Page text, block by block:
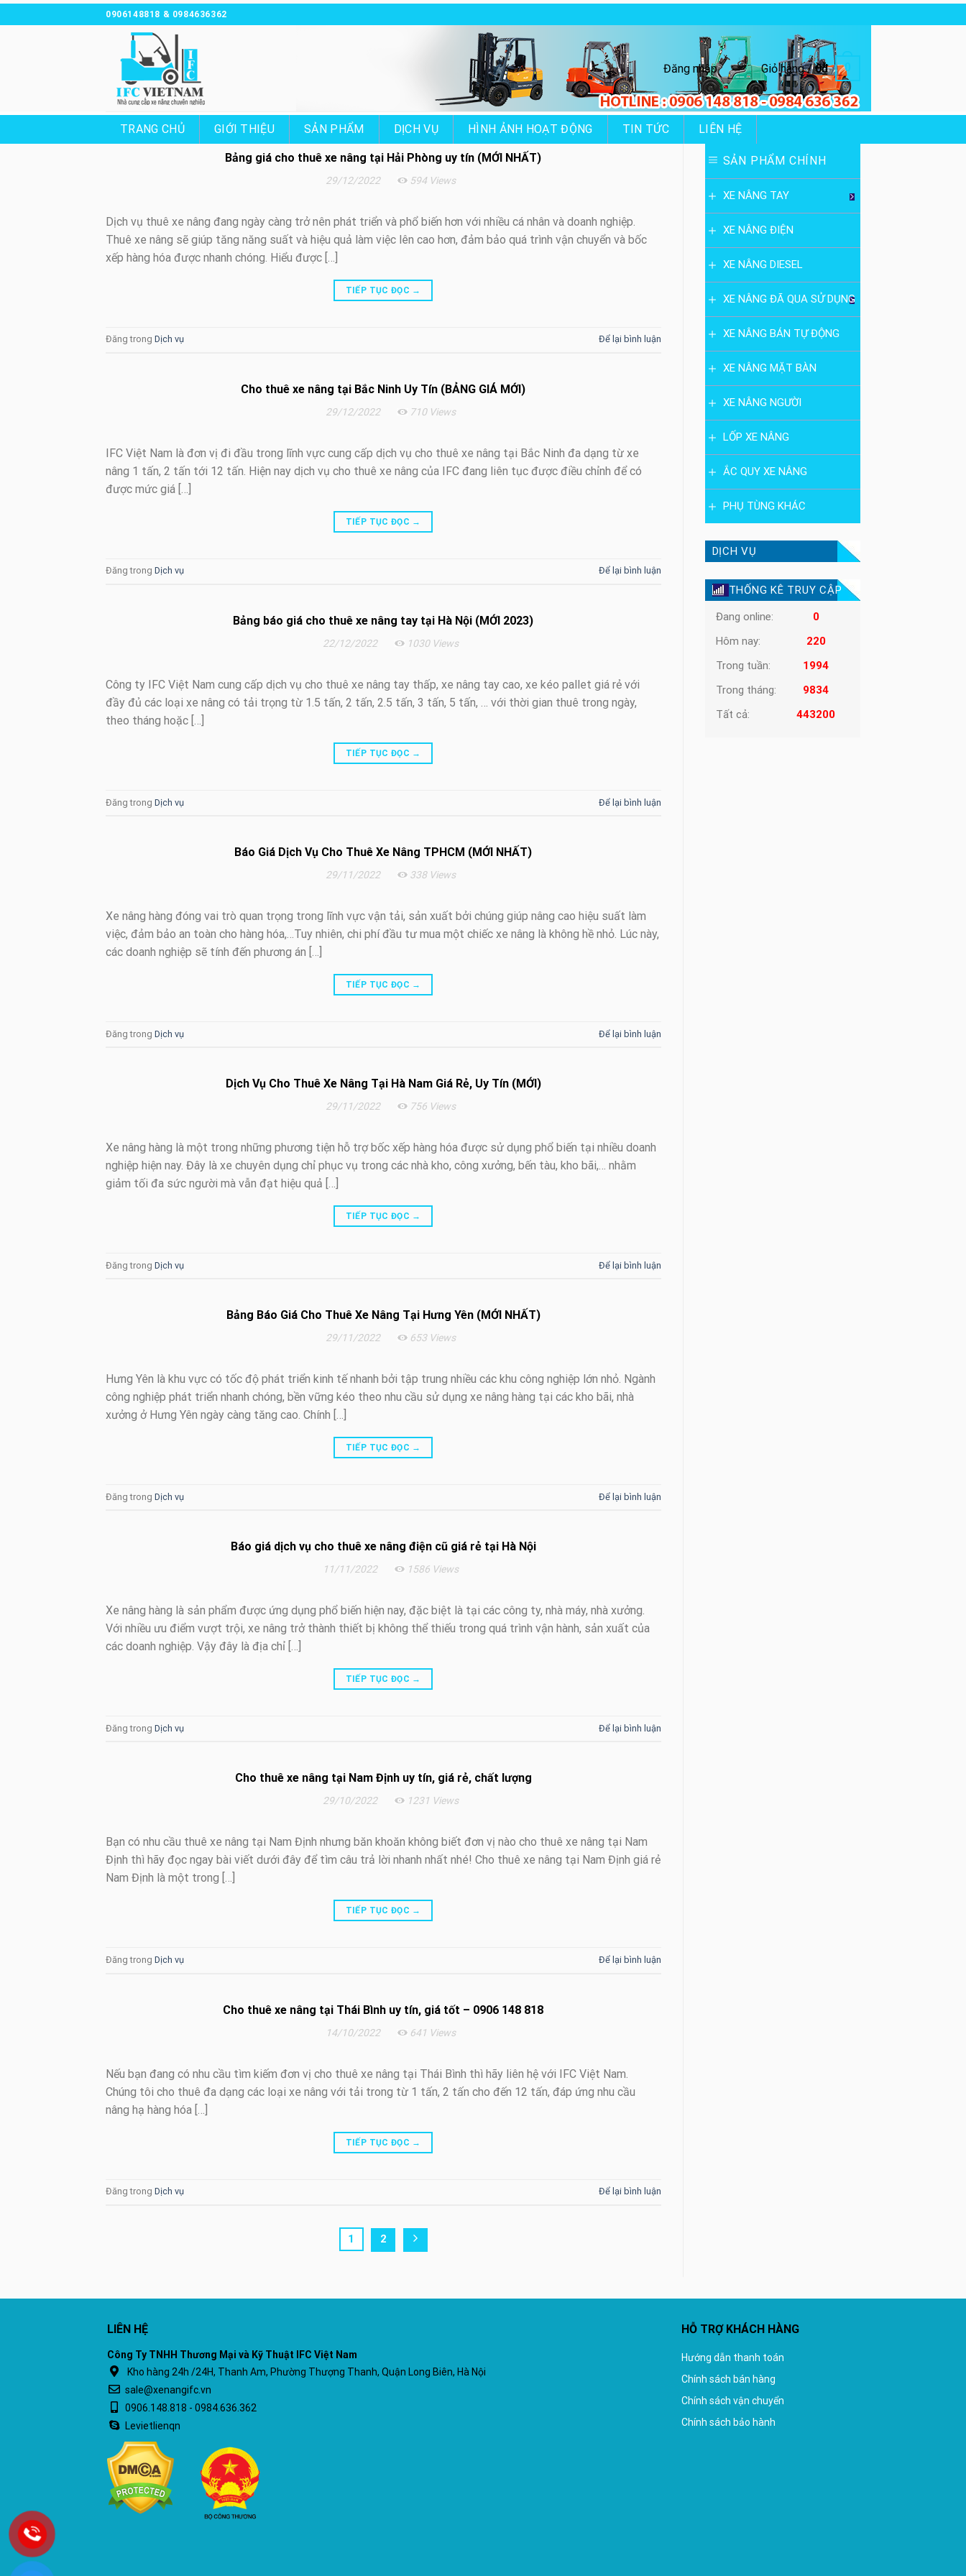
Chuyển
đến
0906148818 & 0984636362
Đăng nhập Giỏ hàng /0₫ 0
TRANG CHỦ GIỚI THIỆU SẢN PHẨM DỊCH VỤ HÌNH ẢNH HOẠT ĐỘNG TIN TỨC LIÊN HỆ
29/12/2022 594 Views
Bảng giá cho thuê xe nâng tại Hải Phòng uy tín (MỚI NHẤT)
Dịch vụ thuê xe nâng đang ngày càng trở nên phát triển và phổ biến hơn với nhiều cá nhân và doanh nghiệp.
Thuê xe nâng sẽ giúp tăng năng suất và hiệu quả làm việc lên cao hơn, đảm bảo quá trình vận chuyển và bốc
xếp hàng hóa được nhanh chóng. Hiểu được […]
TIẾP TỤC ĐỌC →
Đăng trong Dịch vụ Để lại bình luận
29/12/2022 710 Views
Cho thuê xe nâng tại Bắc Ninh Uy Tín (BẢNG GIÁ MỚI)
IFC Việt Nam là đơn vị đi đầu trong lĩnh vực cung cấp dịch vụ cho thuê xe nâng tại Bắc Ninh đa dạng từ xe
nâng 1 tấn, 2 tấn tới 12 tấn. Hiện nay dịch vụ cho thuê xe nâng của IFC đang liên tục được điều chỉnh để có
được mức giá […]
TIẾP TỤC ĐỌC →
Đăng trong Dịch vụ Để lại bình luận
22/12/2022 1030 Views
Bảng báo giá cho thuê xe nâng tay tại Hà Nội (MỚI 2023)
Công ty IFC Việt Nam cung cấp dịch vụ cho thuê xe nâng tay thấp, xe nâng tay cao, xe kéo pallet giá rẻ với
đầy đủ các loại xe nâng có tải trọng từ 1.5 tấn, 2 tấn, 2.5 tấn, 3 tấn, 5 tấn, … với thời gian thuê trong ngày,
theo tháng hoặc […]
TIẾP TỤC ĐỌC →
Đăng trong Dịch vụ Để lại bình luận
29/11/2022 338 Views
Báo Giá Dịch Vụ Cho Thuê Xe Nâng TPHCM (MỚI NHẤT)
Xe nâng hàng đóng vai trò quan trọng trong lĩnh vực vận tải, sản xuất bởi chúng giúp nâng cao hiệu suất làm
việc, đảm bảo an toàn cho hàng hóa,…Tuy nhiên, chi phí đầu tư mua một chiếc xe nâng là không hề nhỏ. Lúc này,
các doanh nghiệp sẽ tính đến phương án […]
TIẾP TỤC ĐỌC →
Đăng trong Dịch vụ Để lại bình luận
29/11/2022 756 Views
Dịch Vụ Cho Thuê Xe Nâng Tại Hà Nam Giá Rẻ, Uy Tín (MỚI)
Xe nâng hàng là một trong những phương tiện hỗ trợ bốc xếp hàng hóa được sử dụng phổ biến tại nhiều doanh
nghiệp hiện nay. Đây là xe chuyên dụng chỉ phục vụ trong các nhà kho, công xưởng, bến tàu, kho bãi,… nhằm
giảm tối đa sức người mà vẫn đạt hiệu quả […]
TIẾP TỤC ĐỌC →
Đăng trong Dịch vụ Để lại bình luận
29/11/2022 653 Views
Bảng Báo Giá Cho Thuê Xe Nâng Tại Hưng Yên (MỚI NHẤT)
Hưng Yên là khu vực có tốc độ phát triển kinh tế nhanh bởi tập trung nhiều các khu công nghiệp lớn nhỏ. Ngành
công nghiệp phát triển nhanh chóng, bền vững kéo theo nhu cầu sử dụng xe nâng hàng tại các kho bãi, nhà
xưởng ở Hưng Yên ngày càng tăng cao. Chính […]
TIẾP TỤC ĐỌC →
Đăng trong Dịch vụ Để lại bình luận
11/11/2022 1586 Views
Báo giá dịch vụ cho thuê xe nâng điện cũ giá rẻ tại Hà Nội
Xe nâng hàng là sản phẩm được ứng dụng phổ biến hiện nay, đặc biệt là tại các công ty, nhà máy, nhà xưởng.
Với nhiều ưu điểm vượt trội, xe nâng trở thành thiết bị không thể thiếu trong quá trình vận hành, sản xuất của
các doanh nghiệp. Vậy đây là địa chỉ […]
TIẾP TỤC ĐỌC →
Đăng trong Dịch vụ Để lại bình luận
29/10/2022 1231 Views
Cho thuê xe nâng tại Nam Định uy tín, giá rẻ, chất lượng
Bạn có nhu cầu thuê xe nâng tại Nam Định nhưng băn khoăn không biết đơn vị nào cho thuê xe nâng tại Nam
Định thì hãy đọc ngay bài viết dưới đây để tìm câu trả lời nhanh nhất nhé! Cho thuê xe nâng tại Nam Định giá rẻ
Nam Định là một trong […]
TIẾP TỤC ĐỌC →
Đăng trong Dịch vụ Để lại bình luận
14/10/2022 641 Views
Cho thuê xe nâng tại Thái Bình uy tín, giá tốt – 0906 148 818
Nếu bạn đang có nhu cầu tìm kiếm đơn vị cho thuê xe nâng tại Thái Bình thì hãy liên hệ với IFC Việt Nam.
Chúng tôi cho thuê đa dạng các loại xe nâng với tải trong từ 1 tấn, 2 tấn cho đến 12 tấn, đáp ứng nhu cầu
nâng hạ hàng hóa […]
TIẾP TỤC ĐỌC →
Đăng trong Dịch vụ Để lại bình luận
1 2
SẢN PHẨM CHÍNH
XE NÂNG TAY
XE NÂNG ĐIỆN
XE NÂNG DIESEL
XE NÂNG ĐÃ QUA SỬ DỤNG
XE NÂNG BÁN TỰ ĐỘNG
XE NÂNG MẶT BÀN
XE NÂNG NGƯỜI
LỐP XE NÂNG
ẮC QUY XE NÂNG
PHỤ TÙNG KHÁC
DỊCH VỤ
THỐNG KÊ TRUY CẬP
Đang online:
0
Hôm nay:
220
Trong tuần:
1994
Trong tháng:
9834
Tất cả:
443200
LIÊN HỆ
Công Ty TNHH Thương Mại và Kỹ Thuật IFC Việt Nam
Kho hàng 24h /24H, Thanh Am, Phường Thượng Thanh, Quận Long Biên, Hà Nội
sale@xenangifc.vn
0906.148.818 - 0984.636.362
Levietlienqn
HỖ TRỢ KHÁCH HÀNG
Hướng dẫn thanh toán
Chính sách bán hàng
Chính sách vận chuyển
Chính sách bảo hành